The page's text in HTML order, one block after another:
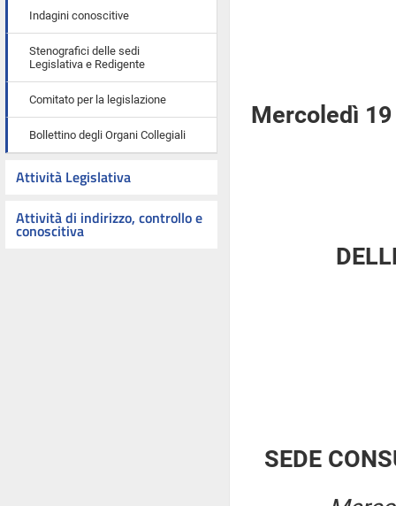
Indagini conoscitive
Stenografici delle sedi
Legislativa e Redigente
Comitato per la legislazione
Bollettino degli Organi Collegiali
Attività Legislativa
Attività di indirizzo, controllo e
conoscitiva
Mercoledì
SEDE